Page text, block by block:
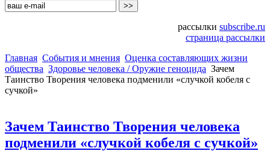
рассылки subscribe.ru
страница рассылки
Главная События и мнения Оценка составляющих жизни
общества Здоровье человека / Оружие геноцида Зачем
Таинство Творения человека подменили «случкой кобеля с
сучкой»
Зачем Таинство Творения человека
подменили «случкой кобеля с сучкой»